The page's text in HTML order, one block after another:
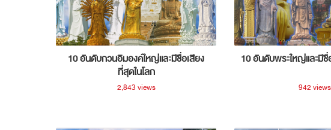
10 อันดับกวนอิมองค์ใหญ่และมีชื่อเสียง
ที่สุดในโลก
2,843 views
10 อันดับพระใหญ่และมีชื่
942 views